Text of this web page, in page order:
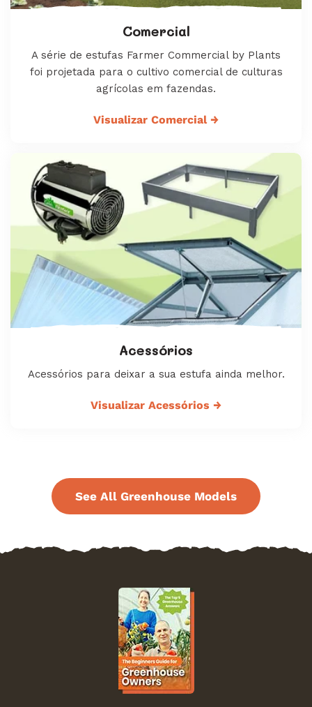
Comercial
A série de estufas Farmer Commercial by Plants
foi projetada para o cultivo comercial de culturas
agrícolas em fazendas.
Visualizar Comercial →
Acessórios
Acessórios para deixar a sua estufa ainda melhor.
Visualizar Acessórios →
See All Greenhouse Models